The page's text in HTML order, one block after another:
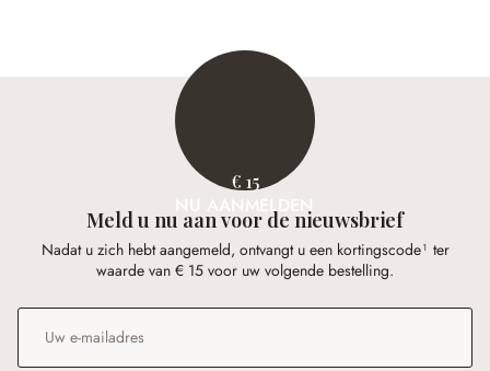
€ 15
NU AANMELDEN
Meld u nu aan voor de nieuwsbrief
Nadat u zich hebt aangemeld, ontvangt u een kortingscode¹ ter
waarde van € 15 voor uw volgende bestelling.
E-mailadres